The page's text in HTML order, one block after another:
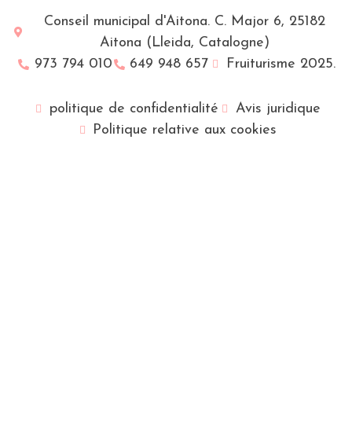
Conseil municipal d'Aitona. C. Major 6, 25182
Aitona (Lleida, Catalogne)
973 794 010
649 948 657 Fruiturisme 2025.
politique de confidentialité
Avis juridique
Politique relative aux cookies